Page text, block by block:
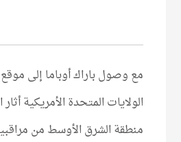
مع وصول باراك أوباما إلى
الولايات المتحدة الأمريكية
منطقة الشرق الأوسط من